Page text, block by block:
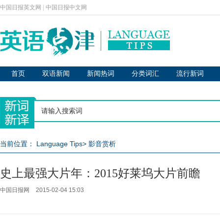
中国日报英文网 中国日报中文网
首页 双语新闻 新闻热词 分类词汇 流行新词
当前位置： Language Tips> 影音赏析
史上最强大片年：2015好莱坞大片前瞻
中国日报网 2015-02-04 15:03